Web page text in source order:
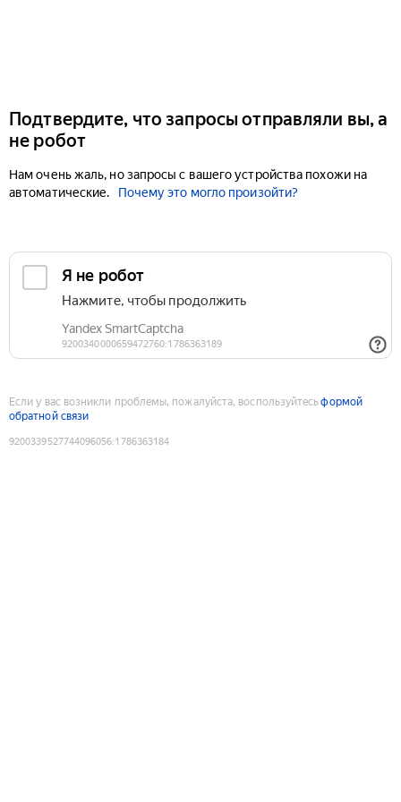
Подтвердите, что запросы отправляли вы, а
не робот
Нам очень жаль, но запросы с вашего устройства похожи на
автоматические.
Почему это могло произойти?
Если у вас возникли проблемы, пожалуйста, воспользуйтесьформой
обратной связи
9200339527744096056:1786363184